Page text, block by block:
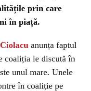
prin care
în piață.
anunța faptul
coaliția le discută în
unul mare. Unele
în coaliție pe